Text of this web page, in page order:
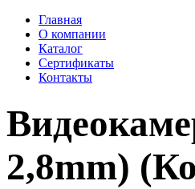
Главная
О компании
Каталог
Сертификаты
Контакты
2,8mm)